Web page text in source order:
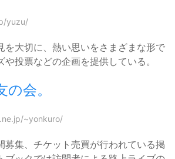
yuzu/
を大切に、熱い思いをさまざまな形で
投票などの企画を提供している。
会。
~yonkuro/
募集、チケット売買が行われている掲